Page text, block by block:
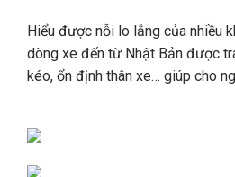
Hiểu được nỗi lo lắng của nhiều
dòng xe đến từ Nhật Bản được
kéo, ổn định thân xe… giúp cho